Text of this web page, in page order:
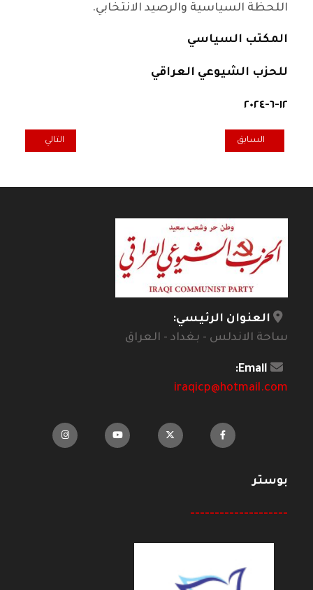
اللحظة السياسية والرصيد الانتخابي.
المكتب السياسي
للحزب الشيوعي العراقي
١٢-٦-٢٠٢٤
المقال السابق: المكتب السياسي للحزب الشيوعي العراقي: الكهرباء
السابق المقال التالي:
التالي
العنوان الرئيسي:
ساحة الاندلس - بغداد - العراق
Email:
iraqicp@hotmail.com
بوستر
--------------------